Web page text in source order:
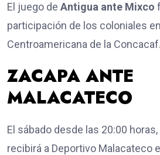
El juego de Antigua ante Mixco
participación de los coloniales
Centroamericana de la Concacaf.
ZACAPA ANTE
MALACATECO
El sábado desde las 20:00
recibirá a Deportivo Malacateco